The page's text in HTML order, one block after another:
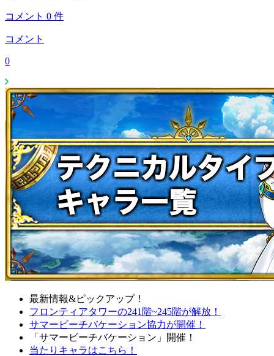
コメント 0 件
コメント
0
最新情報&ピックアップ！
フロンティアタワーの241階~245階が解放！
サマービーチバケーション協力が開催！
「サマービーチバケーション」開催！
当たりキャラはこちら！